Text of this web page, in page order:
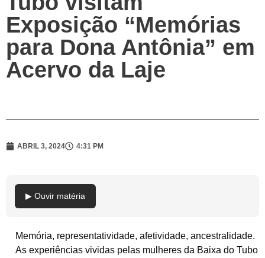
Exposição “Memórias
para Dona Antônia” em
Acervo da Laje
ABRIL 3, 2024 4:31 PM
▶ Ouvir matéria
Memória, representatividade, afetividade, ancestralidade.
As experiências vividas pelas mulheres da Baixa do Tubo